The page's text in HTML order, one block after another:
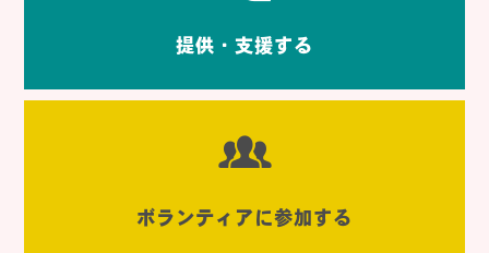
提供・支援する
ボランティアに参加する